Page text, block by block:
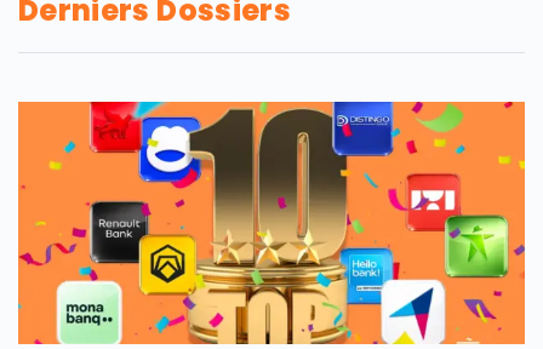
Derniers Dossiers